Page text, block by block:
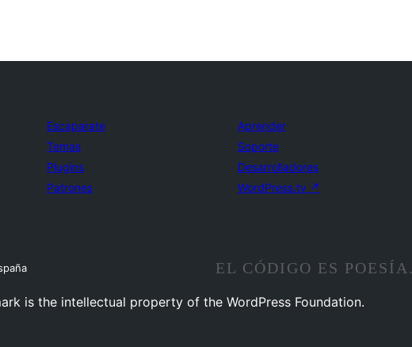
Escaparate
Temas
Plugins
Patrones
Aprender
Soporte
Desarrolladores
WordPress.tv ↗
EL CÓDIGO ES POESÍA.
is the intellectual property of the WordPress Foundation.